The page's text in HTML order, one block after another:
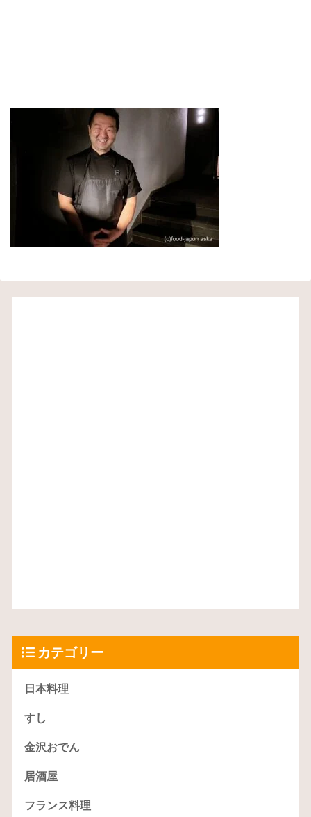
カテゴリー
日本料理
すし
金沢おでん
居酒屋
フランス料理